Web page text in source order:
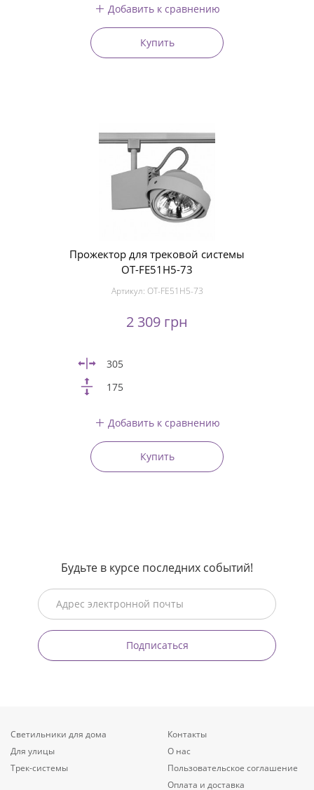
Добавить к сравнению
Купить
Прожектор для трековой системы
OT-FE51H5-73
Артикул: OT-FE51H5-73
2 309 грн
305
175
Добавить к сравнению
Купить
Будьте в курсе последних событий!
Подписаться
Светильники для дома
Для улицы
Трек-системы
Контакты
О нас
Пользовательское соглашение
Оплата и доставка